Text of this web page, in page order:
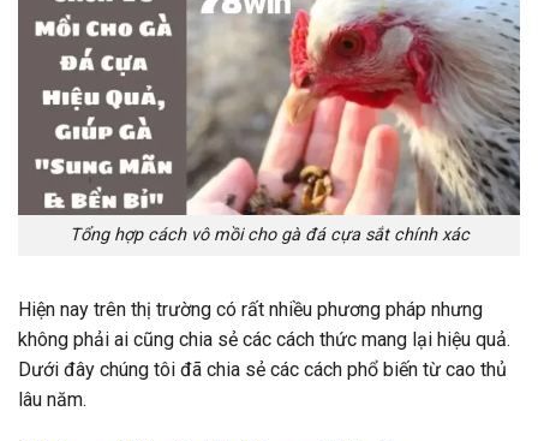
Tổng hợp cách vô mồi cho gà đá cựa sắt chính xác
Hiện nay trên thị trường có rất nhiều phương pháp nhưng
không phải ai cũng chia sẻ các cách thức mang lại hiệu quả.
Dưới đây chúng tôi đã chia sẻ các cách phổ biến từ cao thủ
lâu năm.